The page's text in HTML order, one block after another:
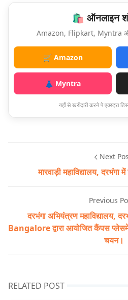
🛍️ ऑनलाइन
Amazon, Flipkart, Myntra और
🛒 Amazon
👗 Myntra
यहाँ से खरीदारी करने पे एक्स्ट्रा
Next
मारवाड़ी महाविद्यालय, दरभंगा में
Previous
दरभंगा अभियंत्रण महाविद्यालय,
Bangalore द्वारा आयोजित कैंपस
चयन।
RELATED POST